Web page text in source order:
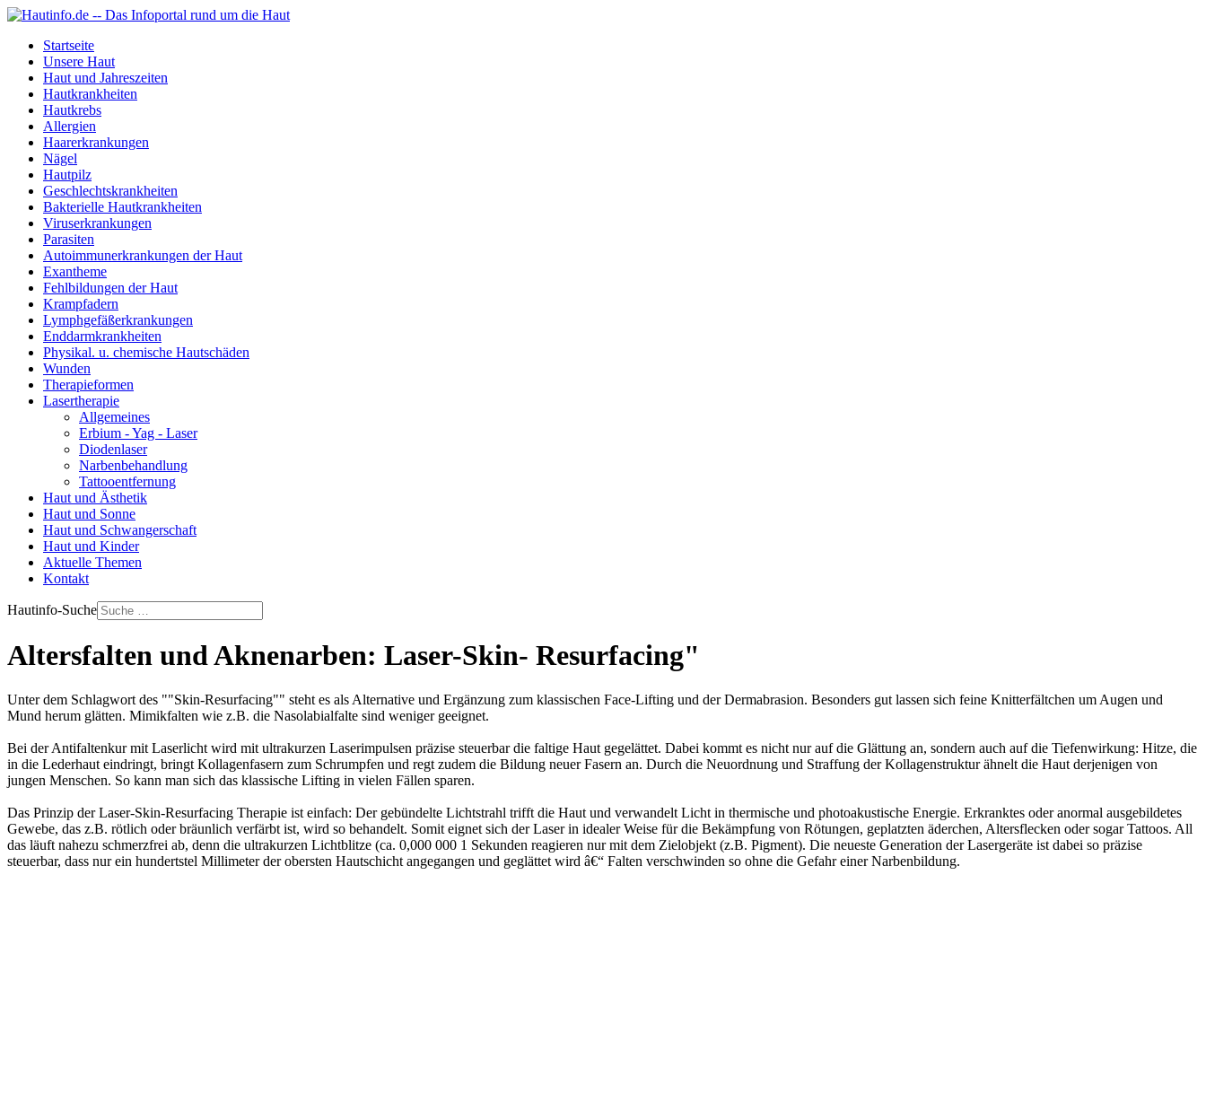
Startseite
Unsere Haut
Haut und Jahreszeiten
Hautkrankheiten
Hautkrebs
Allergien
Haarerkrankungen
Nägel
Hautpilz
Geschlechtskrankheiten
Bakterielle Hautkrankheiten
Viruserkrankungen
Parasiten
Autoimmunerkrankungen der Haut
Exantheme
Fehlbildungen der Haut
Krampfadern
Lymphgefäßerkrankungen
Enddarmkrankheiten
Physikal. u. chemische Hautschäden
Wunden
Therapieformen
Lasertherapie
Allgemeines
Erbium - Yag - Laser
Diodenlaser
Narbenbehandlung
Tattooentfernung
Haut und Ästhetik
Haut und Sonne
Haut und Schwangerschaft
Haut und Kinder
Aktuelle Themen
Kontakt
Hautinfo-Suche
Altersfalten und Aknenarben: Laser-Skin- Resurfacing"
Unter dem Schlagwort des ""Skin-Resurfacing"" steht es als Alternative und Ergänzung zum klassischen Face-Lifting und der Dermabrasion. Besonders gut lassen sich feine Knitterfältchen um Augen und
Mund herum glätten. Mimikfalten wie z.B. die Nasolabialfalte sind weniger geeignet.
Bei der Antifaltenkur mit Laserlicht wird mit ultrakurzen Laserimpulsen präzise steuerbar die faltige Haut gegelättet. Dabei kommt es nicht nur auf die Glättung an, sondern auch auf die Tiefenwirkung: Hitze, die
in die Lederhaut eindringt, bringt Kollagenfasern zum Schrumpfen und regt zudem die Bildung neuer Fasern an. Durch die Neuordnung und Straffung der Kollagenstruktur ähnelt die Haut derjenigen von
jungen Menschen. So kann man sich das klassische Lifting in vielen Fällen sparen.
Das Prinzip der Laser-Skin-Resurfacing Therapie ist einfach: Der gebündelte Lichtstrahl trifft die Haut und verwandelt Licht in thermische und photoakustische Energie. Erkranktes oder anormal ausgebildetes
Gewebe, das z.B. rötlich oder bräunlich verfärbt ist, wird so behandelt. Somit eignet sich der Laser in idealer Weise für die Bekämpfung von Rötungen, geplatzten äderchen, Altersflecken oder sogar Tattoos. All
das läuft nahezu schmerzfrei ab, denn die ultrakurzen Lichtblitze (ca. 0,000 000 1 Sekunden reagieren nur mit dem Zielobjekt (z.B. Pigment). Die neueste Generation der Lasergeräte ist dabei so präzise
steuerbar, dass nur ein hundertstel Millimeter der obersten Hautschicht angegangen und geglättet wird â€“ Falten verschwinden so ohne die Gefahr einer Narbenbildung.